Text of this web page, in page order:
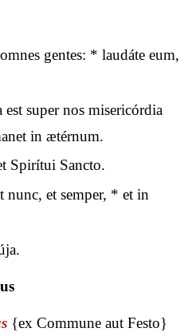
gentes: * laudáte eum,
super nos misericórdia
in ætérnum.
Spirítui Sancto.
nunc, et semper, * et in
{ex Commune aut Festo}